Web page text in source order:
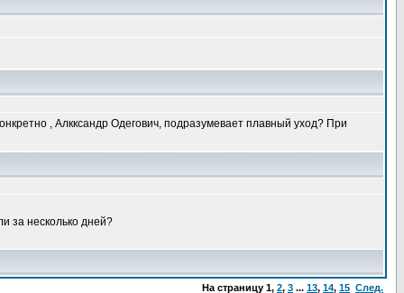
, Алкксандр Одегович, подразумевает плавный уход? При
за несколько дней?
На страницу 1, 2, 3 ... 13, 14, 15 След.